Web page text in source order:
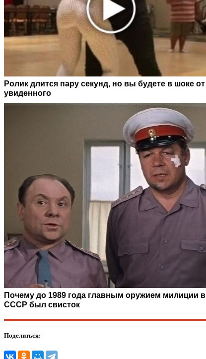
Ролик длится пару секунд, но вы будете в шоке от
увиденного
Почему до 1989 года главным оружием милиции в
СССР был свисток
Поделиться: